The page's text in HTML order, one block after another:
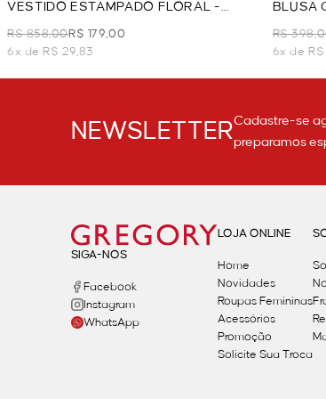
VESTIDO ESTAMPADO FLORAL -
VERDE
R$ 858,00R$ 179,00
6x de R$ 29,83
BLUSA
VERDE
R$
6x de R$
NEWSLETTERCadastre-se
preparamos
SIGA-NOS
Facebook
Instagram
WhatsApp
LOJA ONLINE
Home
Novidades
Roupas Femininas
Acessórios
Promoção
Solicite Sua Troca